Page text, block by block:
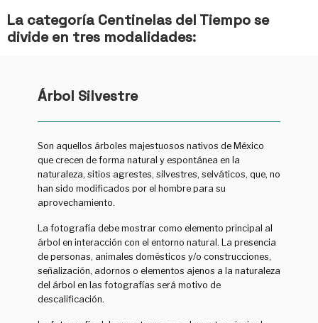
La categoría Centinelas del Tiempo se
divide en tres modalidades:
Árbol Silvestre
Son aquellos árboles majestuosos nativos de México
que crecen de forma natural y espontánea en la
naturaleza, sitios agrestes, silvestres, selváticos, que, no
han sido modificados por el hombre para su
aprovechamiento.
La fotografía debe mostrar como elemento principal al
árbol en interacción con el entorno natural. La presencia
de personas, animales domésticos y/o construcciones,
señalización, adornos o elementos ajenos a la naturaleza
del árbol en las fotografías será motivo de
descalificación.